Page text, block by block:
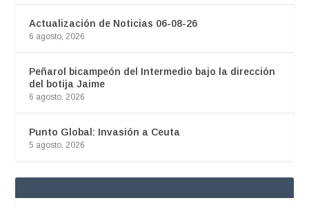
Actualización de Noticias 06-08-26
6 agosto, 2026
Peñarol bicampeón del Intermedio bajo la dirección
del botija Jaime
6 agosto, 2026
Punto Global: Invasión a Ceuta
5 agosto, 2026